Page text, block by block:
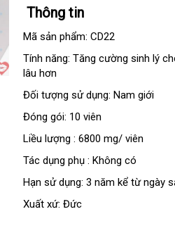
Thông tin
Mã sản phẩm: CD22
Tính năng: Tăng cường sinh lý
lâu hơn
Đối tượng sử dụng: Nam giới
Đóng gói: 10 viên
Liều lượng : 6800 mg/ viên
Tác dụng phụ : Không có
Hạn sử dụng: 3 năm kể từ ngày
Xuất xứ: Đức